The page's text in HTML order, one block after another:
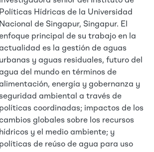
Políticas Hídricas de la Universidad
Nacional de Singapur, Singapur. El
principal de su trabajo en la
es la gestión de aguas
urbanas y aguas residuales, futuro del
del mundo en términos de
energía y gobernanza y
ambiental a través de
políticas coordinadas; impactos de los
globales sobre los recursos
hídricos y el medio ambiente; y
políticas de reúso de agua para uso